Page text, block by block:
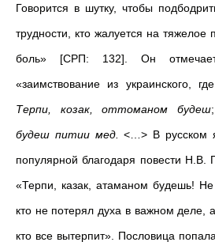
Говорится в шутку, чтобы
трудности, кто жалуется на тяжелое
боль» [СРП: 132]. Он
«заимствование из украинского,
Терпи, козак, оттоманом будеш
будеш питии мед.
<…> В русском
популярной благодаря повести Н.В.
«Терпи, казак, атаманом будешь!
кто не потерял духа в важном деле,
кто все вытерпит». Пословица